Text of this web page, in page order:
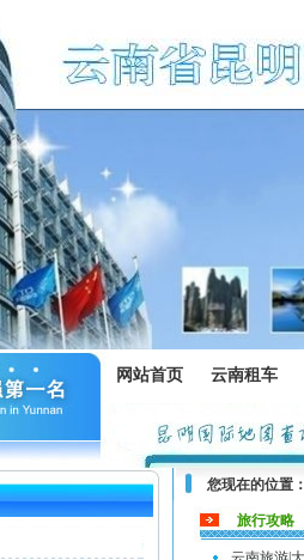
网站首页 云南租车
您现在的位置：
旅行攻略